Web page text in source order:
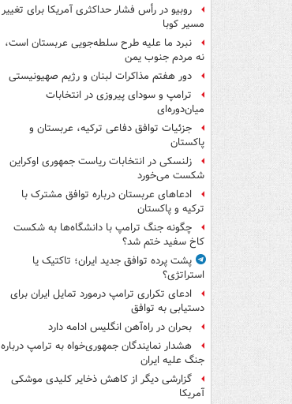
روبیو در رأس فشار حداکثری آمریکا برای تغییر
مسیر کوبا
نبرد ما علیه طرح سلطه‌جویی عربستان است،
نه مردم جنوب یمن
دور هفتم مذاکرات لبنان و رژیم صهیونیستی
ترامپ و سودای پیروزی در انتخابات
میان‌دوره‌ای
جزئیات توافق دفاعی ترکیه، عربستان و
پاکستان
زلنسکی در انتخابات ریاست جمهوری اوکراین
شکست می‌خورد
ادعاهای عربستان درباره توافق مشترک با
ترکیه و پاکستان
چگونه جنگ ترامپ با دانشگاه‌ها به شکست
کاخ سفید ختم شد؟
پشت پرده توافق جدید ایران؛ تاکتیک یا
استراتژی؟
ادعای تکراری ترامپ درمورد تمایل ایران برای
دستیابی به توافق
بحران در راه‌آهن انگلیس ادامه دارد
هشدار نمایندگان جمهوری‌خواه به ترامپ درباره
جنگ علیه ایران
گزارشی دیگر از کاهش ذخایر کلیدی موشکی
آمریکا